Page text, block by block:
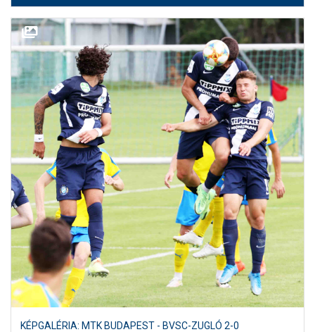
KÉPGALÉRIA: MTK BUDAPEST - BVSC-ZUGLÓ 2-0